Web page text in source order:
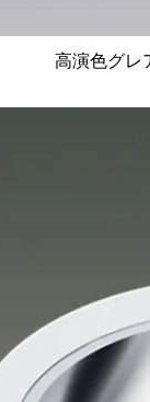
高演色グレ